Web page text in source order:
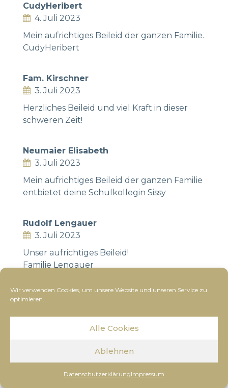
Wir verwenden Cookies, um unsere Website und unseren Service zu
optimieren.
Alle Cookies
Ablehnen
DatenschutzerklärungImpressum
CudyHeribert
4. Juli 2023
Mein aufrichtiges Beileid der ganzen Familie.
CudyHeribert
Fam. Kirschner
3. Juli 2023
Herzliches Beileid und viel Kraft in dieser
schweren Zeit!
Neumaier Elisabeth
3. Juli 2023
Mein aufrichtiges Beileid der ganzen Familie
entbietet deine Schulkollegin Sissy
Rudolf Lengauer
3. Juli 2023
Unser aufrichtiges Beileid!
Familie Lengauer
Fam.Alois Pferschinger
Unser Aufrichtiges Beileid zum schmerzlichen
kommende Zeit entbietet Familie Alois
Pferschinger